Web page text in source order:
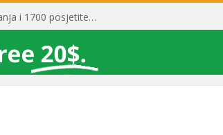
Toni Milun postao “milijarder”! Vrhunska predavanja i 1700 posjetitelja obilježili su mjesec financijske pismenosti